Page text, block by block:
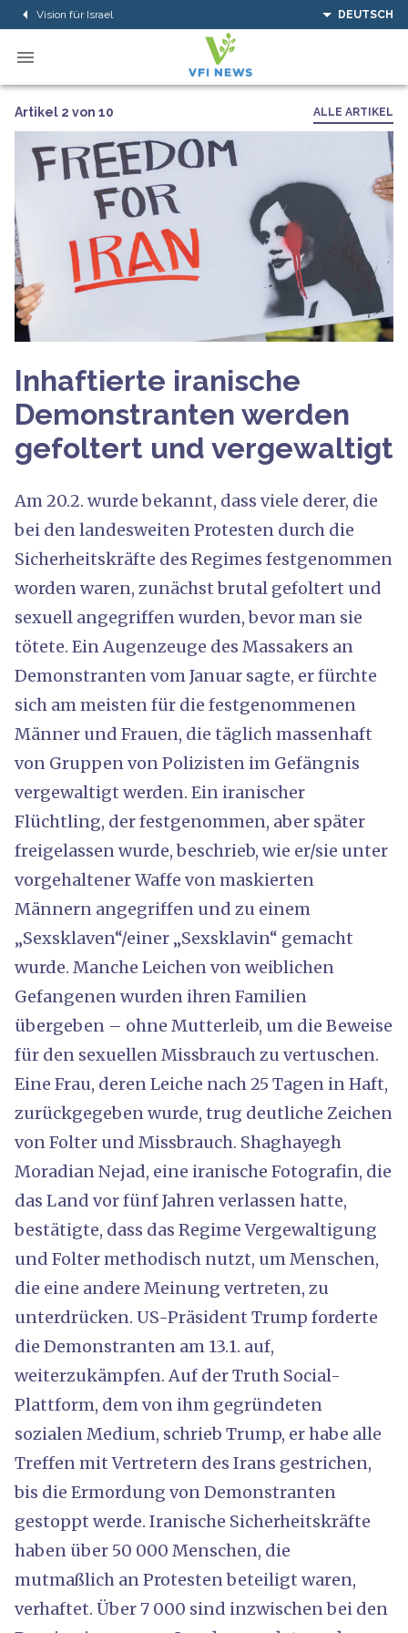
Vision für Israel DEUTSCH
Artikel 2 von 10 ALLE ARTIKEL
Inhaftierte iranische
Demonstranten werden
gefoltert und vergewaltigt
Am 20.2. wurde bekannt, dass viele derer, die
bei den landesweiten Protesten durch die
Sicherheitskräfte des Regimes festgenommen
worden waren, zunächst brutal gefoltert und
sexuell angegriffen wurden, bevor man sie
tötete. Ein Augenzeuge des Massakers an
Demonstranten vom Januar sagte, er fürchte
sich am meisten für die festgenommenen
Männer und Frauen, die täglich massenhaft
von Gruppen von Polizisten im Gefängnis
vergewaltigt werden. Ein iranischer
Flüchtling, der festgenommen, aber später
freigelassen wurde, beschrieb, wie er/sie unter
vorgehaltener Waffe von maskierten
Männern angegriffen und zu einem
„Sexsklaven“/einer „Sexsklavin“ gemacht
wurde. Manche Leichen von weiblichen
Gefangenen wurden ihren Familien
übergeben – ohne Mutterleib, um die Beweise
für den sexuellen Missbrauch zu vertuschen.
Eine Frau, deren Leiche nach 25 Tagen in Haft,
zurückgegeben wurde, trug deutliche Zeichen
von Folter und Missbrauch. Shaghayegh
Moradian Nejad, eine iranische Fotografin, die
das Land vor fünf Jahren verlassen hatte,
bestätigte, dass das Regime Vergewaltigung
und Folter methodisch nutzt, um Menschen,
die eine andere Meinung vertreten, zu
unterdrücken. US-Präsident Trump forderte
die Demonstranten am 13.1. auf,
weiterzukämpfen. Auf der Truth Social-
Plattform, dem von ihm gegründeten
sozialen Medium, schrieb Trump, er habe alle
Treffen mit Vertretern des Irans gestrichen,
bis die Ermordung von Demonstranten
gestoppt werde. Iranische Sicherheitskräfte
haben über 50 000 Menschen, die
mutmaßlich an Protesten beteiligt waren,
verhaftet. Über 7 000 sind inzwischen bei den